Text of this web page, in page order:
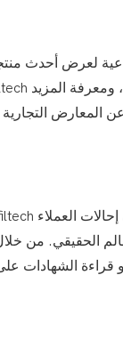
المعارض
الشهادات على